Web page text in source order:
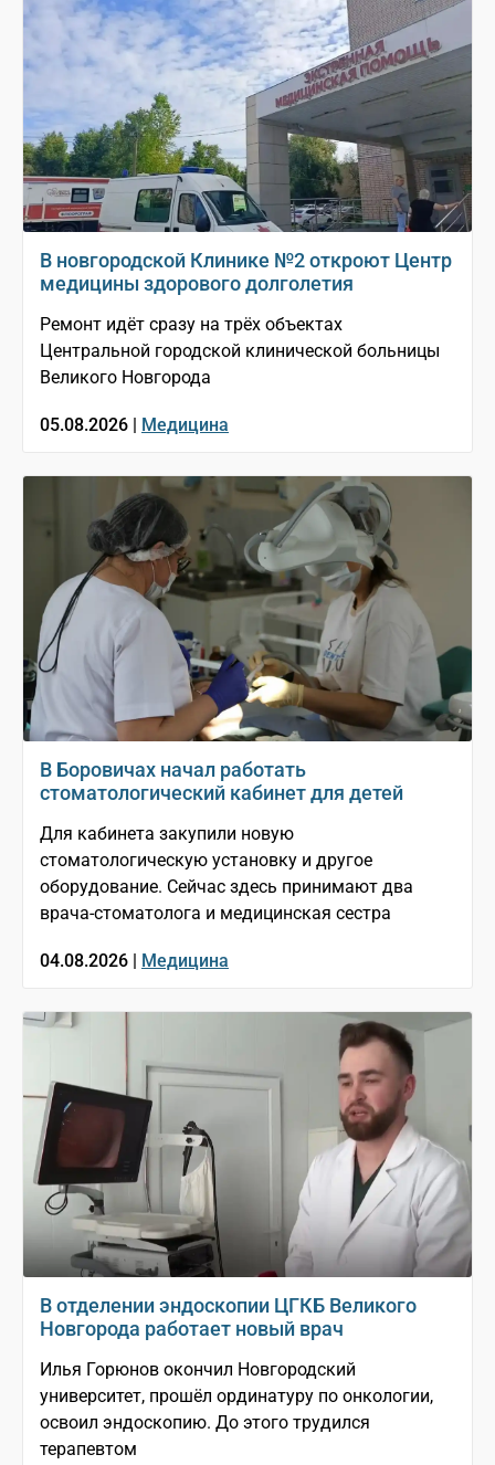
В новгородской Клинике №2 откроют Центр
медицины здорового долголетия
Ремонт идёт сразу на трёх объектах
Центральной городской клинической больницы
Великого Новгорода
05.08.2026 | Медицина
В Боровичах начал работать
стоматологический кабинет для детей
Для кабинета закупили новую
стоматологическую установку и другое
оборудование. Сейчас здесь принимают два
врача-стоматолога и медицинская сестра
04.08.2026 | Медицина
В отделении эндоскопии ЦГКБ Великого
Новгорода работает новый врач
Илья Горюнов окончил Новгородский
университет, прошёл ординатуру по онкологии,
освоил эндоскопию. До этого трудился
терапевтом